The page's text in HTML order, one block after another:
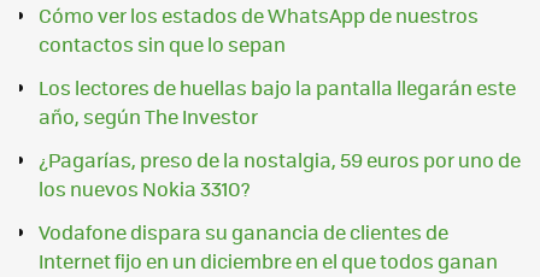
Cómo ver los estados de WhatsApp de nuestros
contactos sin que lo sepan
Los lectores de huellas bajo la pantalla llegarán este
año, según The Investor
¿Pagarías, preso de la nostalgia, 59 euros por uno de
los nuevos Nokia 3310?
Vodafone dispara su ganancia de clientes de
Internet fijo en un diciembre en el que todos ganan